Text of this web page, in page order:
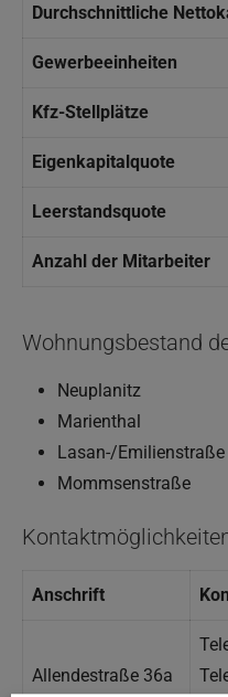
Durchschnittliche
Gewerbeeinheiten
Kfz-Stellplätze
Eigenkapitalquote
Leerstandsquote
Anzahl der Mitarbeiter
Wohnungsbestand
Neuplanitz
Marienthal
Lasan-/Emilienstraße
Mommsenstraße
Anschrift
Allendestraße 36a